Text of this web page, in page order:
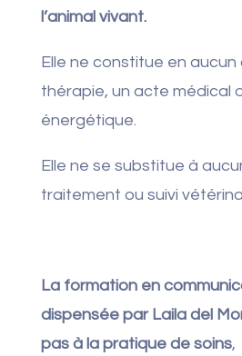
l’animal vivant.
Elle ne constitue en aucun
thérapie, un acte médical
énergétique.
Elle ne se substitue à
traitement ou suivi
La formation en
dispensée par Laila del
pas à la pratique de soins,